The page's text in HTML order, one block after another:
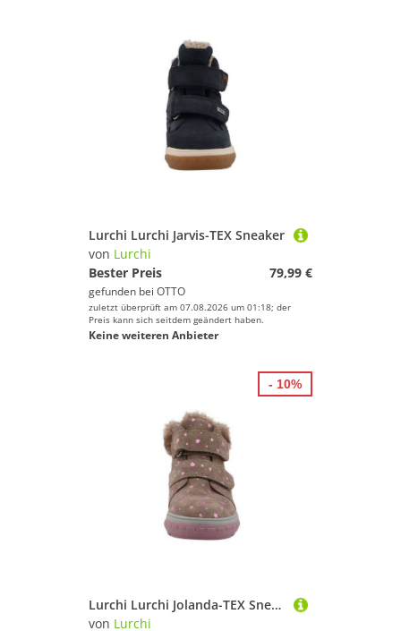
Lurchi Lurchi Jarvis-TEX Sneaker
von Lurchi
Bester Preis
79,99 €
gefunden bei OTTO
zuletzt überprüft am 07.08.2026 um 01:18; der
Preis kann sich seitdem geändert haben.
Keine weiteren Anbieter
Lurchi Lurchi Jolanda-TEX Sneaker
von Lurchi
- 10%